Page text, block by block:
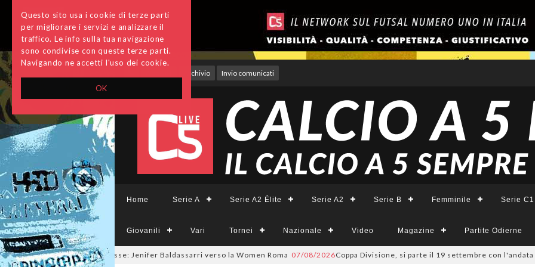
OK
Questo sito usa i cookie di terze parti
per migliorare i servizi e analizzare il
traffico. Le info sulla tua navigazione
sono condivise con queste terze parti.
Navigando ne accetti l'uso dei cookie.
Archivio Invio comunicati
Home Serie A Serie A2 Élite Serie A2 Serie B Femminile Serie C1
Giovanili Vari Tornei Nazionale Video Magazine Partite Odierne
a tinte giallorosse: Jenifer Baldassarri verso la Women Roma 07/08/2026Coppa Divisione, si parte il 19 settembre con l'andata del